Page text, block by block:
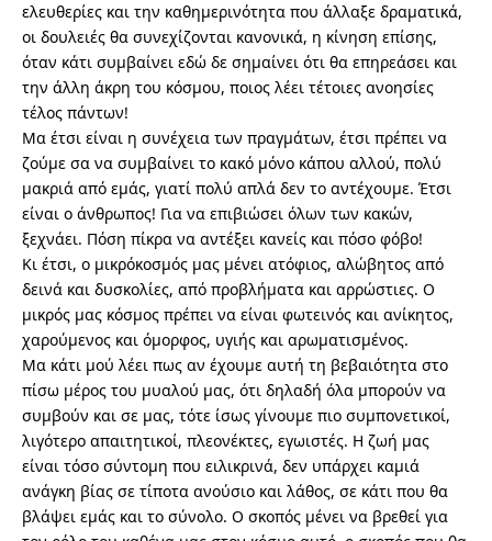
ελευθερίες και την καθημερινότητα που άλλαξε δραματικά,
οι δουλειές θα συνεχίζονται κανονικά, η κίνηση επίσης,
όταν κάτι συμβαίνει εδώ δε σημαίνει ότι θα επηρεάσει και
την άλλη άκρη του κόσμου, ποιος λέει τέτοιες ανοησίες
τέλος πάντων!
Μα έτσι είναι η συνέχεια των πραγμάτων, έτσι πρέπει να
ζούμε σα να συμβαίνει το κακό μόνο κάπου αλλού, πολύ
μακριά από εμάς, γιατί πολύ απλά δεν το αντέχουμε. Έτσι
είναι ο άνθρωπος! Για να επιβιώσει όλων των κακών,
ξεχνάει. Πόση πίκρα να αντέξει κανείς και πόσο φόβο!
Κι έτσι, ο μικρόκοσμός μας μένει ατόφιος, αλώβητος από
δεινά και δυσκολίες, από προβλήματα και αρρώστιες. Ο
μικρός μας κόσμος πρέπει να είναι φωτεινός και ανίκητος,
χαρούμενος και όμορφος, υγιής και αρωματισμένος.
Μα κάτι μού λέει πως αν έχουμε αυτή τη βεβαιότητα στο
πίσω μέρος του μυαλού μας, ότι δηλαδή όλα μπορούν να
συμβούν και σε μας, τότε ίσως γίνουμε πιο συμπονετικοί,
λιγότερο απαιτητικοί, πλεονέκτες, εγωιστές. Η ζωή μας
είναι τόσο σύντομη που ειλικρινά, δεν υπάρχει καμιά
ανάγκη βίας σε τίποτα ανούσιο και λάθος, σε κάτι που θα
βλάψει εμάς και το σύνολο. Ο σκοπός μένει να βρεθεί για